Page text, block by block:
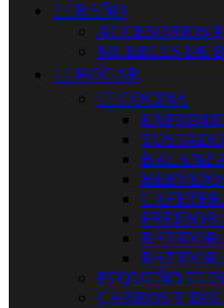
 BAÑO
ACCESORIOS
MUEBLES DE
 HOGAR
 COCINA
PEQUEÑO
CARROS Y